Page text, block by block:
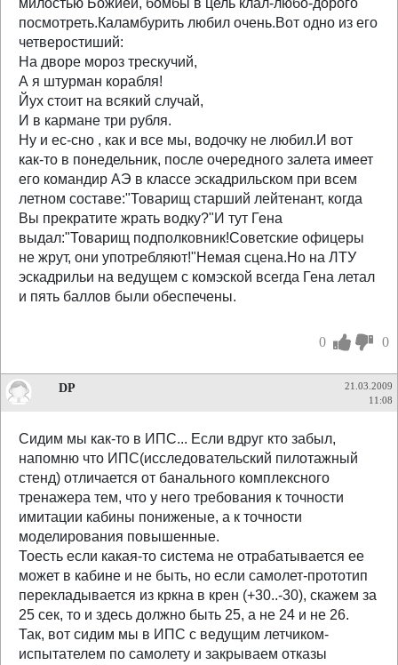
милостью Божией, бомбы в цель клал-любо-дорого
посмотреть.Каламбурить любил очень.Вот одно из его
четверостиший:
На дворе мороз трескучий,
А я штурман корабля!
Йух стоит на всякий случай,
И в кармане три рубля.
Ну и ес-сно , как и все мы, водочку не любил.И вот
как-то в понедельник, после очередного залета имеет
его командир АЭ в классе эскадрильском при всем
летном составе:"Товарищ старший лейтенант, когда
Вы прекратите жрать водку?"И тут Гена
выдал:"Товарищ подполковник!Советские офицеры
не жрут, они употребляют!"Немая сцена.Но на ЛТУ
эскадрильи на ведущем с комэской всегда Гена летал
и пять баллов были обеспечены.
0 0
DP
21.03.2009
11:08
Сидим мы как-то в ИПС... Если вдруг кто забыл,
напомню что ИПС(исследовательский пилотажный
стенд) отличается от банального комплексного
тренажера тем, что у него требования к точности
имитации кабины пониженые, а к точности
моделирования повышенные.
Тоесть если какая-то система не отрабатывается ее
может в кабине и не быть, но если самолет-прототип
перекладывается из кркна в крен (+30..-30), скажем за
25 сек, то и здесь должно быть 25, а не 24 и не 26.
Так, вот сидим мы в ИПС с ведущим летчиком-
испытателем по самолету и закрываем отказы